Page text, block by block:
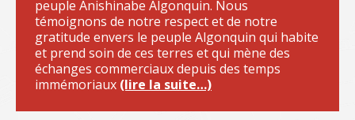
peuple Anishinabe Algonquin. Nous
témoignons de notre respect et de notre
gratitude envers le peuple Algonquin qui habite
et prend soin de ces terres et qui mène des
échanges commerciaux depuis des temps
immémoriaux (lire la suite…)